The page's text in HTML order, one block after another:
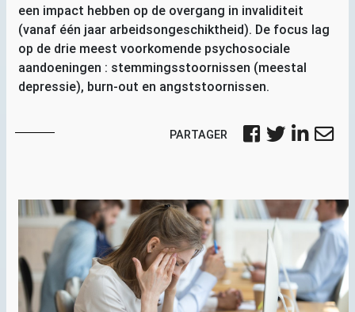
een impact hebben op de overgang in invaliditeit
(vanaf één jaar arbeidsongeschiktheid). De focus lag
op de drie meest voorkomende psychosociale
aandoeningen : stemmingsstoornissen (meestal
depressie), burn-out en angststoornissen.
PARTAGER